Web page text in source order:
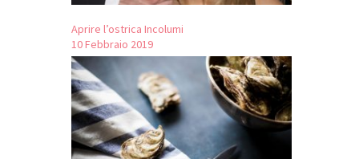
Aprire l’ostrica Incolumi
10 Febbraio 2019